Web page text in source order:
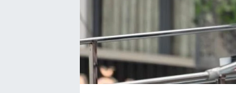
TEKNOLOJİ